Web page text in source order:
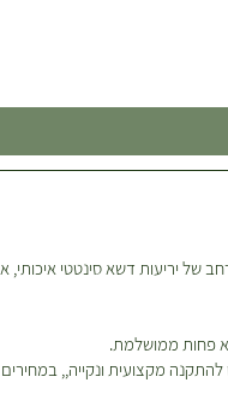
של יריעות דשא סינטטי
פחות ממושלמת.
מקצועית ונקייה,,